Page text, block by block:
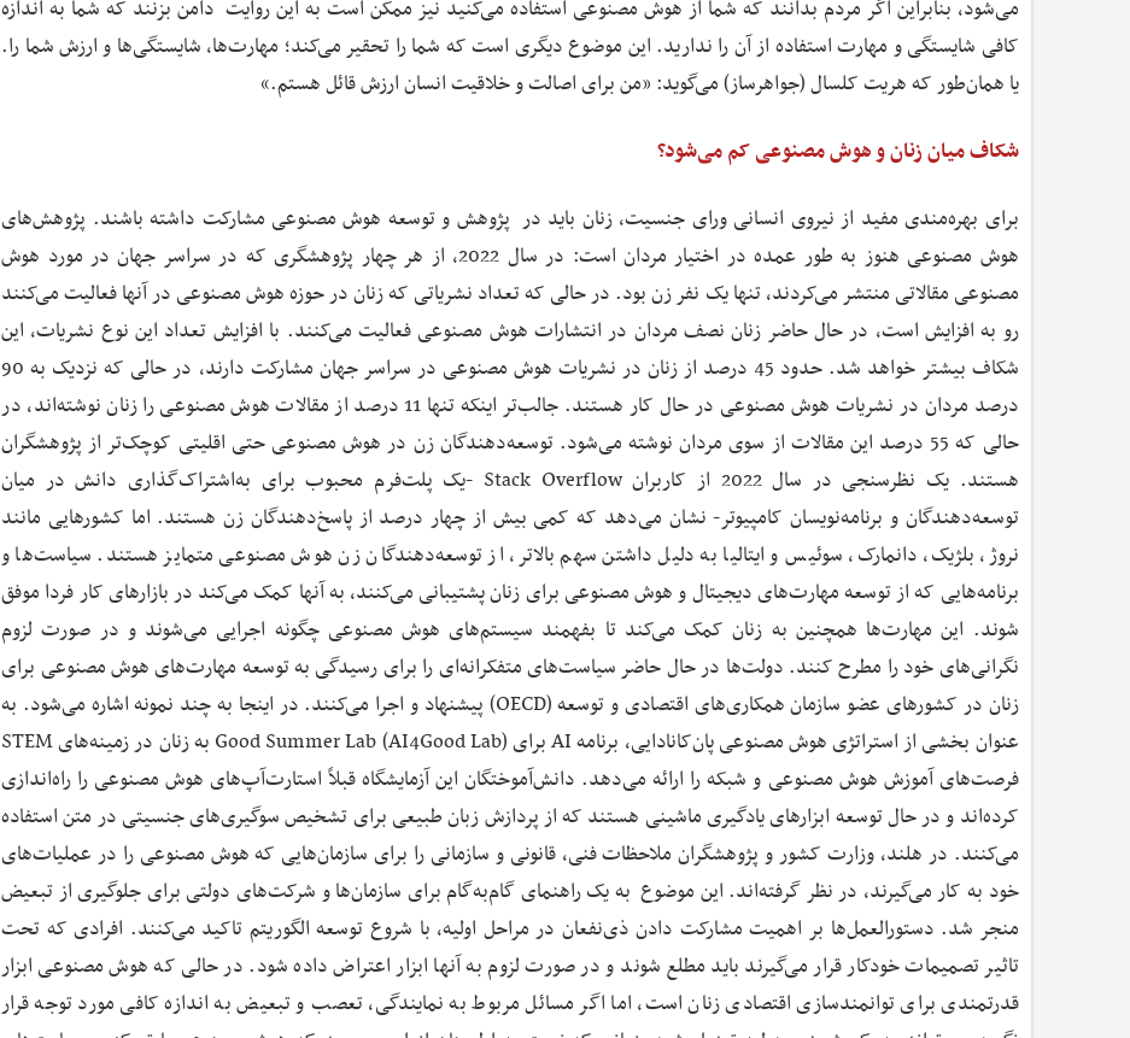
می‌شود، بنابراین اگر مردم بدانند که شما از هوش مصنوعی استفاده می‌کنید نیز ممکن است به این روایت دامن بزنند که شما به اندازه
کافی شایستگی و مهارت استفاده از آن را ندارید. این موضوع دیگری است که شما را تحقیر می‌کند؛ مهارت‌ها، شایستگی‌ها و ارزش شما را.
یا همان‌طور که هریت کلسال (جواهرساز) می‌گوید: «من برای اصالت و خلاقیت انسان ارزش قائل هستم.»
شکاف میان زنان و هوش مصنوعی کم می‌شود؟
برای بهره‌مندی مفید از نیروی انسانی ورای جنسیت، زنان باید در پژوهش و توسعه هوش مصنوعی مشارکت داشته باشند. پژوهش‌های
هوش مصنوعی هنوز به طور عمده در اختیار مردان است: در سال 2022، از هر چهار پژوهشگری که در سراسر جهان در مورد هوش
مصنوعی مقالاتی منتشر می‌کردند، تنها یک نفر زن بود. در حالی که تعداد نشریاتی که زنان در حوزه هوش مصنوعی در آنها فعالیت می‌کنند
رو به افزایش است، در حال حاضر زنان نصف مردان در انتشارات هوش مصنوعی فعالیت می‌کنند. با افزایش تعداد این نوع نشریات، این
شکاف بیشتر خواهد شد. حدود 45 درصد از زنان در نشریات هوش مصنوعی در سراسر جهان مشارکت دارند، در حالی که نزدیک به 90
درصد مردان در نشریات هوش مصنوعی در حال کار هستند. جالب‌تر اینکه تنها 11 درصد از مقالات هوش مصنوعی را زنان نوشته‌اند، در
حالی که 55 درصد این مقالات از سوی مردان نوشته می‌شود. توسعه‌دهندگان زن در هوش مصنوعی حتی اقلیتی کوچک‌تر از پژوهشگران
هستند. یک نظرسنجی در سال 2022 از کاربران Stack Overflow -یک پلت‌فرم محبوب برای به‌اشتراک‌گذاری دانش در میان
توسعه‌دهندگان و برنامه‌نویسان کامپیوتر- نشان می‌دهد که کمی بیش از چهار درصد از پاسخ‌دهندگان زن هستند. اما کشورهایی مانند
نروژ، بلژیک، دانمارک، سوئیس و ایتالیا به دلیل داشتن سهم بالاتر، از توسعه‌دهندگان زن هوش مصنوعی متمایز هستند. سیاست‌ها و
برنامه‌هایی که از توسعه مهارت‌های دیجیتال و هوش مصنوعی برای زنان پشتیبانی می‌کنند، به آنها کمک می‌کند در بازارهای کار فردا موفق
شوند. این مهارت‌ها همچنین به زنان کمک می‌کند تا بفهمند سیستم‌های هوش مصنوعی چگونه اجرایی می‌شوند و در صورت لزوم
نگرانی‌های خود را مطرح کنند. دولت‌ها در حال حاضر سیاست‌های متفکرانه‌ای را برای رسیدگی به توسعه مهارت‌های هوش مصنوعی برای
زنان در کشورهای عضو سازمان همکاری‌های اقتصادی و توسعه (OECD) پیشنهاد و اجرا می‌کنند. در اینجا به چند نمونه اشاره می‌شود. به
عنوان بخشی از استراتژی هوش مصنوعی پان‌کانادایی، برنامه AI برای Good Summer Lab (AI4Good Lab) به زنان در زمینه‌های STEM
فرصت‌های آموزش هوش مصنوعی و شبکه را ارائه می‌دهد. دانش‌آموختگان این آزمایشگاه قبلاً استارت‌آپ‌های هوش مصنوعی را راه‌اندازی
کرده‌اند و در حال توسعه ابزارهای یادگیری ماشینی هستند که از پردازش زبان طبیعی برای تشخیص سوگیری‌های جنسیتی در متن استفاده
می‌کنند. در هلند، وزارت کشور و پژوهشگران ملاحظات فنی، قانونی و سازمانی را برای سازمان‌هایی که هوش مصنوعی را در عملیات‌های
خود به کار می‌گیرند، در نظر گرفته‌اند. این موضوع به یک راهنمای گام‌به‌گام برای سازمان‌ها و شرکت‌های دولتی برای جلوگیری از تبعیض
منجر شد. دستورالعمل‌ها بر اهمیت مشارکت دادن ذی‌نفعان در مراحل اولیه، با شروع توسعه الگوریتم تاکید می‌کنند. افرادی که تحت
تاثیر تصمیمات خودکار قرار می‌گیرند باید مطلع شوند و در صورت لزوم به آنها ابزار اعتراض داده شود. در حالی که هوش مصنوعی ابزار
قدرتمندی برای توانمندسازی اقتصادی زنان است، اما اگر مسائل مربوط به نمایندگی، تعصب و تبعیض به اندازه کافی مورد توجه قرار